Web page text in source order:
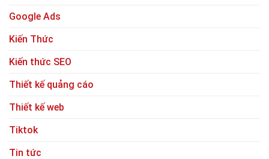
Google Ads
Kiến Thức
Kiến thức SEO
Thiết kế quảng cáo
Thiết kế web
Tiktok
Tin tức